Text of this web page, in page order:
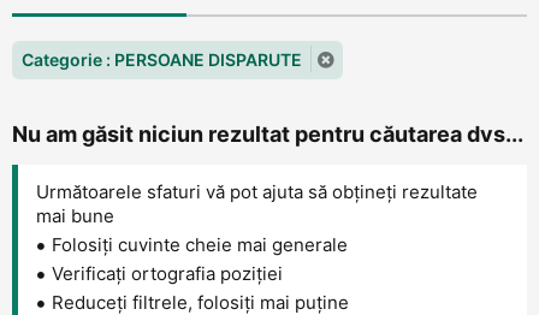
Categorie : PERSOANE DISPARUTE
Nu am găsit niciun rezultat pentru căutarea dvs...
Următoarele sfaturi vă pot ajuta să obțineți rezultate
mai bune
Folosiți cuvinte cheie mai generale
Verificați ortografia poziției
Reduceți filtrele, folosiți mai puține